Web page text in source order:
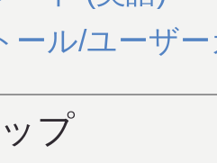
ール/ユーザ
プ